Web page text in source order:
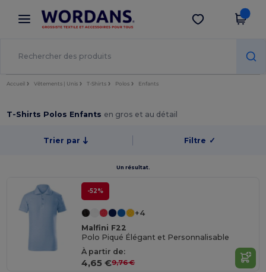
× Appli Wordans
Meilleurs prix sur l’app !
Obtenir l'appli
Accueil Vêtements | Unis T-Shirts Polos Enfants
T-Shirts Polos Enfants en gros et au détail
Trier par Filtre ✓
Un résultat.
-52%
+4
Malfini F22
Polo Piqué Élégant et Personnalisable
À partir de:
4,65 €9,76 €